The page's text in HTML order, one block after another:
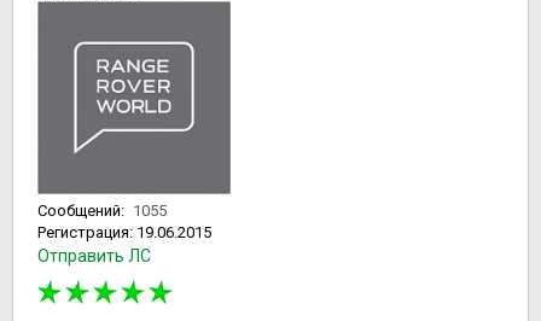
Сообщений: 1055
Регистрация: 19.06.2015
Отправить ЛС